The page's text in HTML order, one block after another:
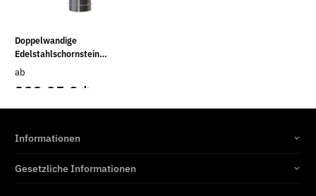
Doppelwandige
Edelstahlschornstein
Längenelement 2000 mm Ø 120 -
ab
323,95 € *
Informationen
Gesetzliche Informationen